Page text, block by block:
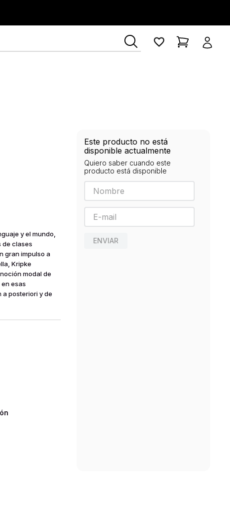
y el mundo,
de clases
gran impulso a
Kripke
modal de
esas
posteriori y de
Este producto no está
disponible actualmente
Quiero saber cuando este
producto está disponible
ENVIAR